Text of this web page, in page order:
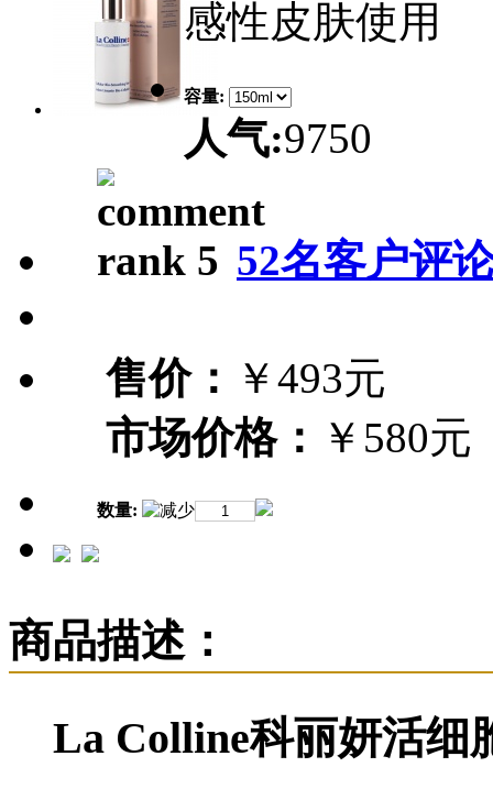
感性皮肤使用
容量:
人气:9750
52名客户评
售价： ￥493元
市场价格： ￥580元
数量:
商品描述：
La Colline科丽妍活细